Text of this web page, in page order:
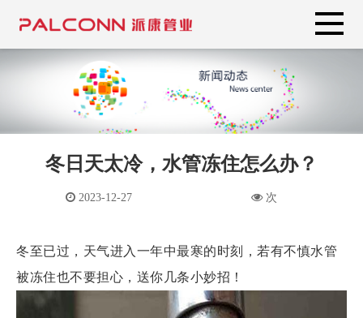
冬日天太冷，水管冻住怎么办？
2023-12-27 次
冬至已过，天气进入一年中最寒的时刻，若有不慎水管
被冻住也不要担心，送你几条小妙招！